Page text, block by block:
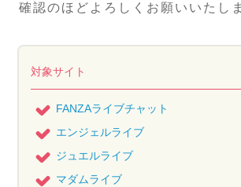
確認のほどよろしくお願いいたし
対象サイト
FANZAライブチャット
エンジェルライブ
ジュエルライブ
マダムライブ